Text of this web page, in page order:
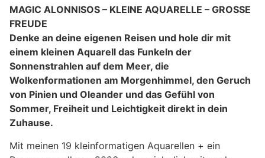
MAGIC ALONNISOS – KLEINE AQUARELLE – GROSSE
FREUDE
Denke an deine eigenen Reisen und hole dir mit
einem kleinen Aquarell das Funkeln der
Sonnenstrahlen auf dem Meer, die
Wolkenformationen am Morgenhimmel, den Geruch
von Pinien und Oleander und das Gefühl von
Sommer, Freiheit und Leichtigkeit direkt in dein
Zuhause.
Mit meinen 19 kleinformatigen Aquarellen + ein